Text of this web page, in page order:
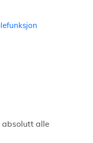
absolutt alle